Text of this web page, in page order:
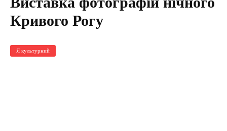
Кривого Рогу
Я культурний